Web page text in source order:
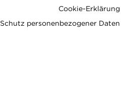
Cookie-Erklärung
Schutz personenbezogener Daten